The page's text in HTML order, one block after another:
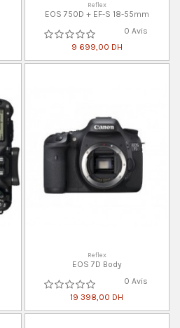
Reflex
EOS 750D + EF-S 18-55mm
0 Avis
9 699,00 DH
Reflex
EOS 7D Body
0 Avis
19 398,00 DH